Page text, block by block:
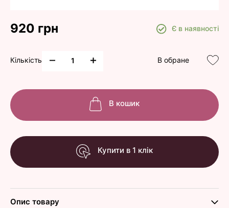
920 грн Є в наявності
Кількість В обране
В кошик
Купити в 1 клік
Опис товару